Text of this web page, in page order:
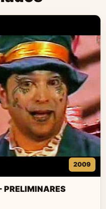
2009
PRELIMINARES